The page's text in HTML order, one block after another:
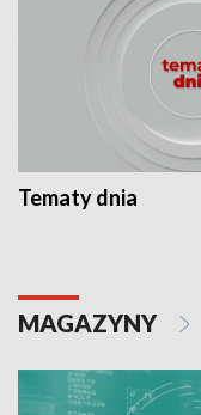
Tematy dnia
MAGAZYNY